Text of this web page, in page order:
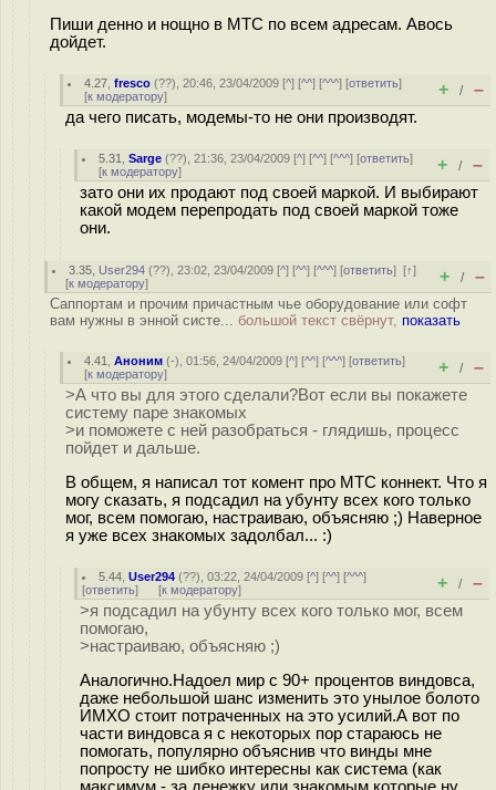
Пиши денно и нощно в МТС по всем адресам. Авось
дойдет.
4.27 ,fresco (??), 20:46, 23/04/2009 [^] [^^] [^^^] [ответить]
[к модератору] + / –
да чего писать, модемы-то не они производят.
5.31 ,Sarge (??), 21:36, 23/04/2009 [^] [^^] [^^^] [ответить]
[к модератору] + / –
зато они их продают под своей маркой. И выбирают
какой модем перепродать под своей маркой тоже
они.
3.35 User294 (??), 23:02, 23/04/2009 [^] [^^] [^^^] [ответить][↑]
[к модератору] + / –
Саппортам и прочим причастным чье оборудование или софт
вам нужны в энной систе... большой текст свёрнут, показать
4.41 ,Аноним (-), 01:56, 24/04/2009 [^] [^^] [^^^] [ответить]
[к модератору] + / –
>А что вы для этого сделали?Вот если вы покажете
систему паре знакомых
>и поможете с ней разобраться - глядишь, процесс
пойдет и дальше.
В общем, я написал тот комент про МТС коннект. Что я
могу сказать, я подсадил на убунту всех кого только
мог, всем помогаю, настраиваю, объясняю ;) Наверное
я уже всех знакомых задолбал... :)
5.44 ,User294 (??), 03:22, 24/04/2009 [^] [^^] [^^^]
[ответить] [к модератору] + / –
>я подсадил на убунту всех кого только мог, всем
помогаю,
>настраиваю, объясняю ;)
Аналогично.Надоел мир с 90+ процентов виндовса,
даже небольшой шанс изменить это унылое болото
ИМХО стоит потраченных на это усилий.А вот по
части виндовса я с некоторых пор стараюсь не
помогать, популярно объяснив что винды мне
попросту не шибко интересны как система (как